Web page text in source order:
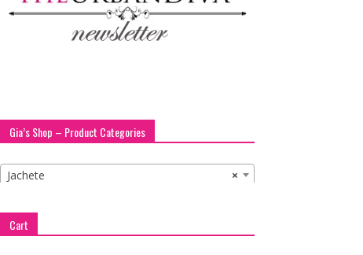
Gia’s Shop – Product Categories
×
Jachete
Cart